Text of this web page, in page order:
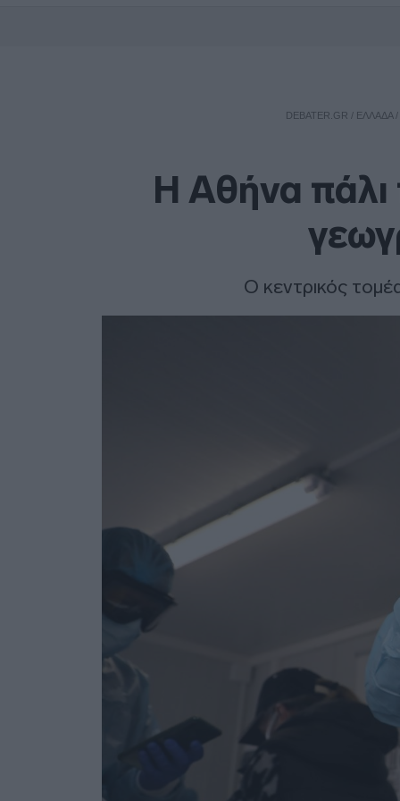
DEBATER.GR / ΕΛΛΑΔΑ/
Η Αθήνα
Ο κεντρικός